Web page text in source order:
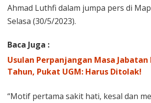
Ahmad Luthfi dalam jumpa pers di
Selasa (30/5/2023).
Baca Juga :
Usulan Perpanjangan Masa Jabatan
Tahun, Pukat UGM: Harus Ditolak!
“Motif pertama sakit hati, kesal dan